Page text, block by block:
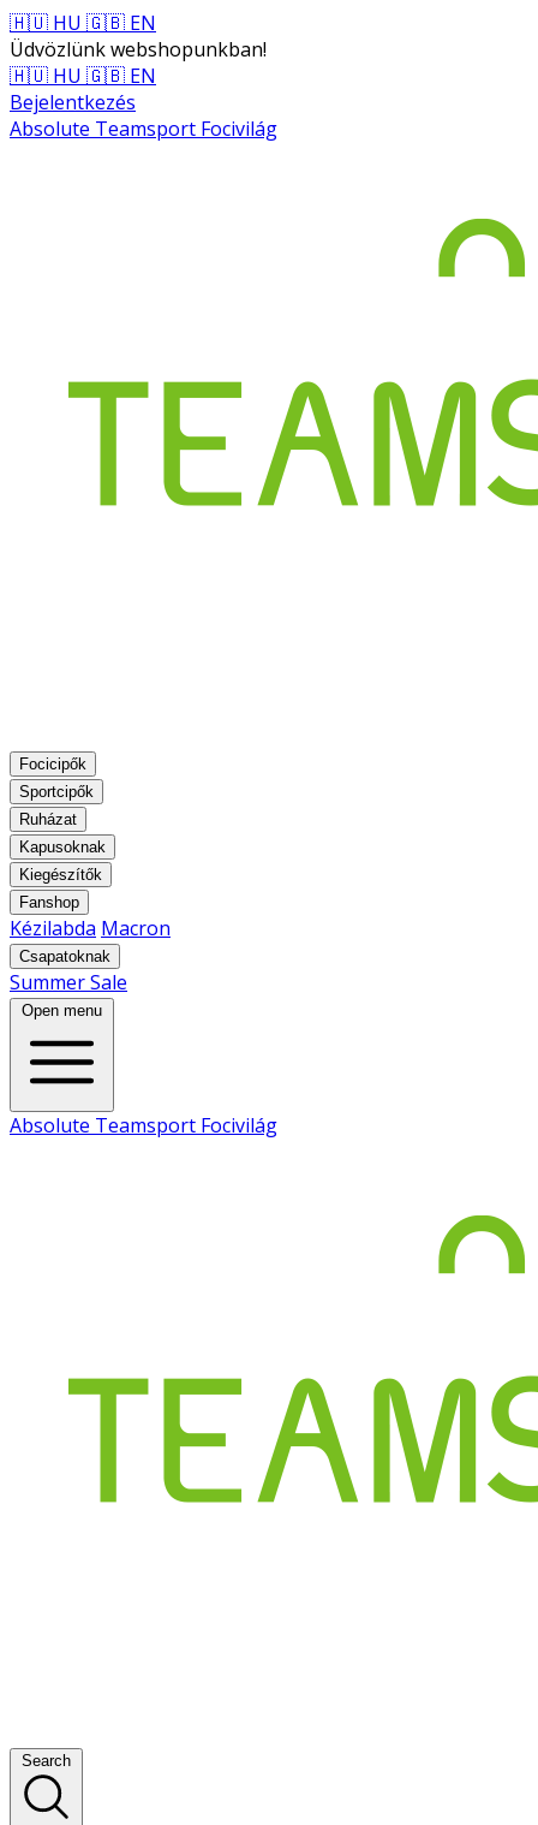
🇭🇺 HU 🇬🇧 EN
Üdvözlünk webshopunkban!
🇭🇺 HU 🇬🇧 EN
Bejelentkezés
Absolute Teamsport Focivilág
Focicipők
Sportcipők
Ruházat
Kapusoknak
Kiegészítők
Fanshop
Kézilabda Macron
Csapatoknak
Summer Sale
Open menu
Absolute Teamsport Focivilág
Search